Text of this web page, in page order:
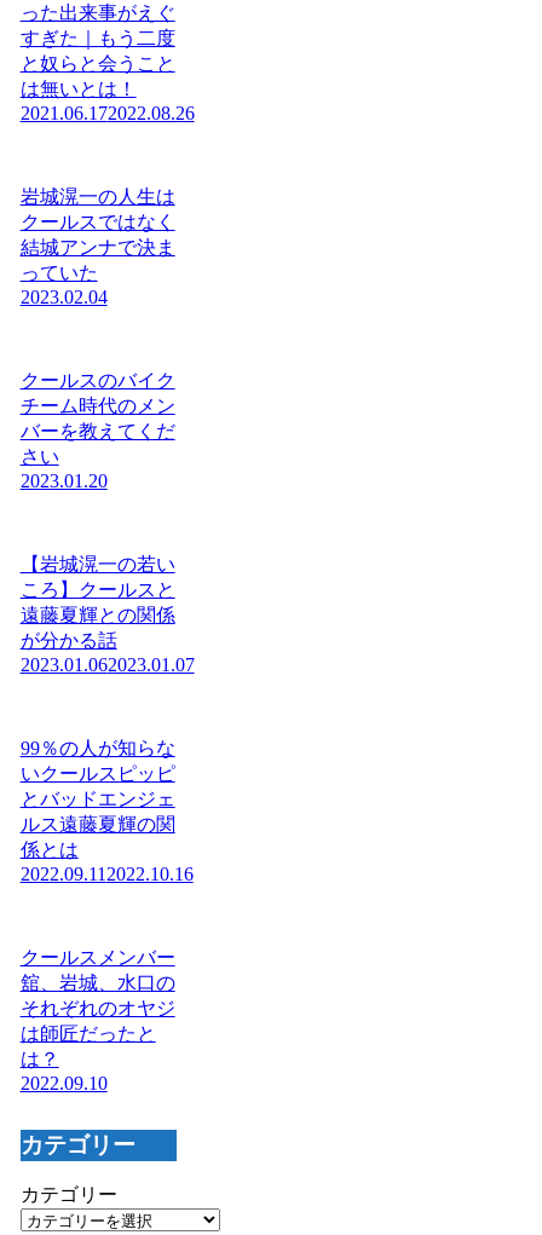
った出来事がえぐ
すぎた｜もう二度
と奴らと会うこと
は無いとは！
2021.06.172022.08.26
岩城滉一の人生は
クールスではなく
結城アンナで決ま
っていた
2023.02.04
クールスのバイク
チーム時代のメン
バーを教えてくだ
さい
2023.01.20
【岩城滉一の若い
ころ】クールスと
遠藤夏輝との関係
が分かる話
2023.01.062023.01.07
99％の人が知らな
いクールスピッピ
とバッドエンジェ
ルス遠藤夏輝の関
係とは
2022.09.11 2022.10.16
クールスメンバー
舘、岩城、水口の
それぞれのオヤジ
は師匠だったと
は？
2022.09.10
カテゴリー
カテゴリー